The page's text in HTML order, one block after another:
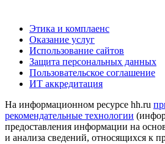
Этика и комплаенс
Оказание услуг
Использование сайтов
Защита персональных данных
Пользовательское соглашение
ИТ аккредитация
На информационном ресурсе hh.ru
рекомендательные технологии
предоставления информации на
и анализа сведений, относящихся к